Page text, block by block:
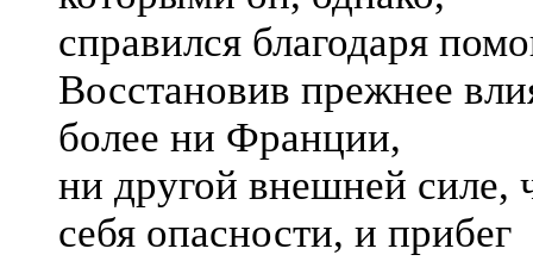
справился благодаря
Восстановив прежнее
более ни Франции,
ни другой внешней силе,
себя опасности, и прибег